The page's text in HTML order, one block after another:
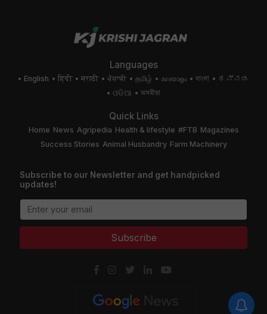
Languages
English हिंदी मराठी ਪੰਜਾਬੀ தமிழ் മലയാളം বাংলা
ಕನ್ನಡ
ଓଡିଆ
অসমীয়া
Quick Links
Home News Agripedia Health & lifestyle #FTB Magazines
Success Stories Animal Husbandry Farm Machinery
Subscribe to our Newsletter and get handpicked
updates!
Subscribe